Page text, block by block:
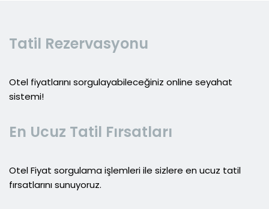
Tatil Rezervasyonu
Otel fiyatlarını sorgulayabileceğiniz online seyahat
sistemi!
En Ucuz Tatil Fırsatları
Otel Fiyat sorgulama işlemleri ile sizlere en ucuz tatil
fırsatlarını sunuyoruz.